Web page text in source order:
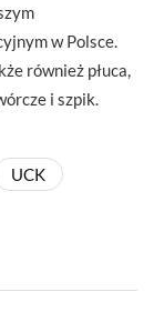
w Polsce.
również płuca,
i szpik.
UCK